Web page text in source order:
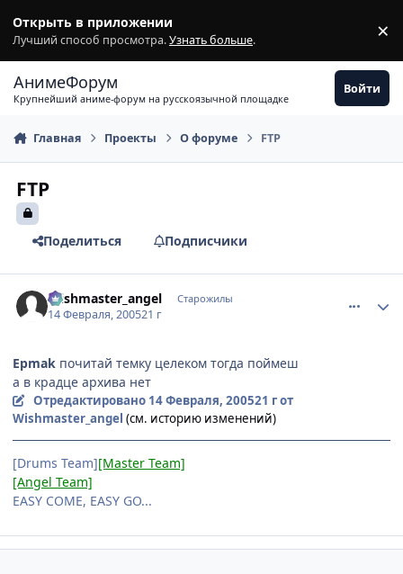
Открыть в приложении
Лучший способ просмотра.Узнать больше. ×
АнимеФорум
Крупнейший аниме-форум на русскоязычной площадке
Войти
Главная Проекты О форуме FTP
FTP
Поделиться Подписчики
Wishmaster_angel Старожилы
14 Февраля, 200521 г
Epmak почитай темку целеком тогда поймеш
а в крадце архива нет
Отредактировано 14 Февраля, 200521 гот
Wishmaster_angel (см. историю изменений)
[Drums Team][Master Team]
[Angel Team]
EASY COME, EASY GO...